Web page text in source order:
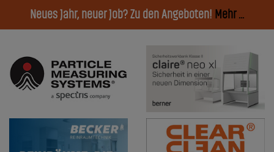
Neues Jahr, neuer Job? Zu den Angeboten! Mehr ...